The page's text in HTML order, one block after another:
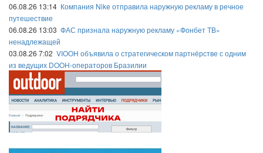
06.08.26 13:14 Компания Nike отправила наружную рекламу в речное
путешествие
06.08.26 13:03 ФАС признала наружную рекламу «Фонбет ТВ»
ненадлежащей
03.08.26 7:02 VIOOH объявила о стратегическом партнёрстве с одним
из ведущих DOOH-операторов Бразилии